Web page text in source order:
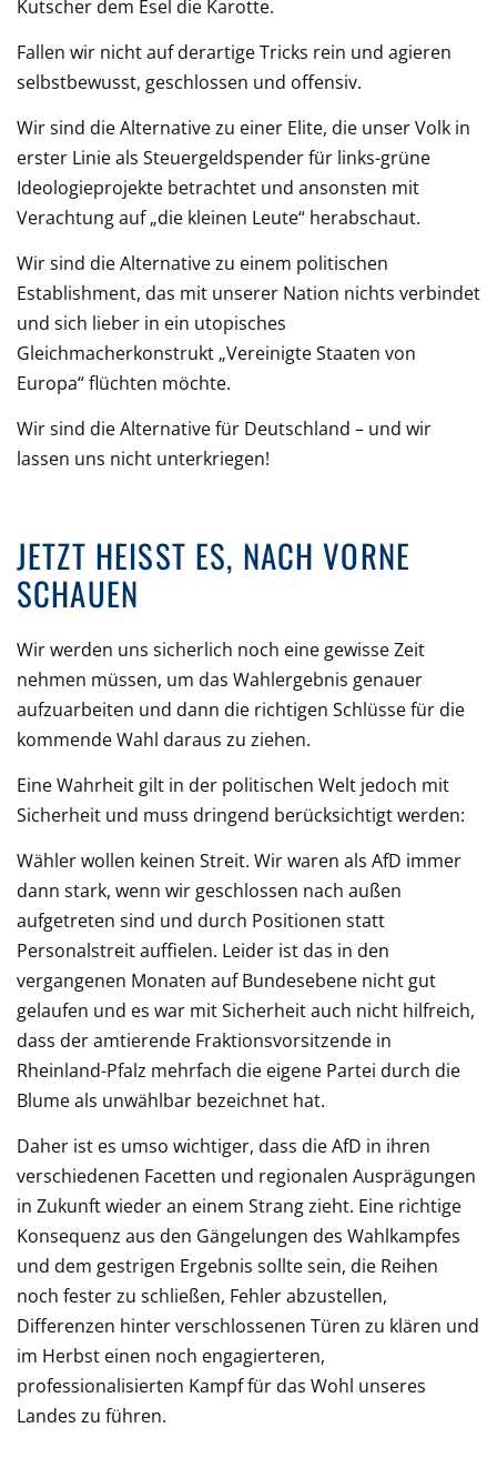
Kutscher dem Esel die Karotte.
Fallen wir nicht auf derartige Tricks rein und agieren
selbstbewusst, geschlossen und offensiv.
Wir sind die Alternative zu einer Elite, die unser Volk in
erster Linie als Steuergeldspender für links-grüne
Ideologieprojekte betrachtet und ansonsten mit
Verachtung auf „die kleinen Leute“ herabschaut.
Wir sind die Alternative zu einem politischen
Establishment, das mit unserer Nation nichts verbindet
und sich lieber in ein utopisches
Gleichmacherkonstrukt „Vereinigte Staaten von
Europa“ flüchten möchte.
Wir sind die Alternative für Deutschland – und wir
lassen uns nicht unterkriegen!
JETZT HEISST ES, NACH VORNE S
CHAUEN
Wir werden uns sicherlich noch eine gewisse Zeit
nehmen müssen, um das Wahlergebnis genauer
aufzuarbeiten und dann die richtigen Schlüsse für die
kommende Wahl daraus zu ziehen.
Eine Wahrheit gilt in der politischen Welt jedoch mit
Sicherheit und muss dringend berücksichtigt werden:
Wähler wollen keinen Streit. Wir waren als AfD immer
dann stark, wenn wir geschlossen nach außen
aufgetreten sind und durch Positionen statt
Personalstreit auffielen. Leider ist das in den
vergangenen Monaten auf Bundesebene nicht gut
gelaufen und es war mit Sicherheit auch nicht hilfreich,
dass der amtierende Fraktionsvorsitzende in
Rheinland-Pfalz mehrfach die eigene Partei durch die
Blume als unwählbar bezeichnet hat.
Daher ist es umso wichtiger, dass die AfD in ihren
verschiedenen Facetten und regionalen Ausprägungen
in Zukunft wieder an einem Strang zieht. Eine richtige
Konsequenz aus den Gängelungen des Wahlkampfes
und dem gestrigen Ergebnis sollte sein, die Reihen
noch fester zu schließen, Fehler abzustellen,
Differenzen hinter verschlossenen Türen zu klären und
im Herbst einen noch engagierteren,
professionalisierten Kampf für das Wohl unseres
Landes zu führen.